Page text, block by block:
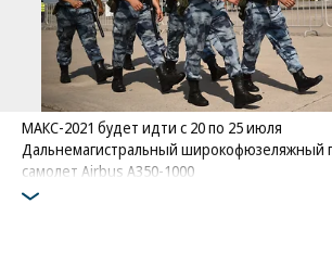
МАКС-2021 будет идти с 20 по 25 июля
Дальнемагистральный широкофюзеляжный
самолет Airbus A350-1000
Фото: Коммерсантъ / Иван Водопьянов